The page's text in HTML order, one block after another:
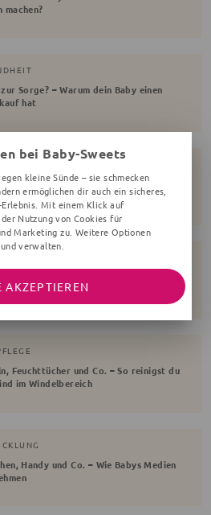
machen?
Sorge? – Warum dein Baby einen
hat
Schuhwerk für die Kleinen: Diese
müssen Eltern kennen
– sinnvoll oder nur ein Trend?
Feuchttücher und Co. – So reinigst du
im Windelbereich
Handy und Co. – Wie Babys Medien
bei Baby-Sweets
kleine Sünde – sie schmecken
ermöglichen dir auch ein sicheres,
Mit einem Klick auf
Nutzung von Cookies für
Marketing zu. Weitere Optionen
verwalten.
AKZEPTIEREN